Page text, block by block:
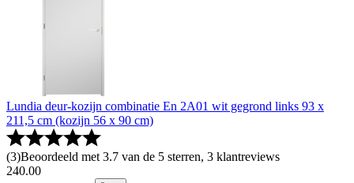
Lundia deur-kozijn combinatie En 2A01 wit gegrond links 93 x
211,5 cm (kozijn 56 x 90 cm)
(3)Beoordeeld met 3.7 van de 5 sterren, 3 klantreviews
240.00